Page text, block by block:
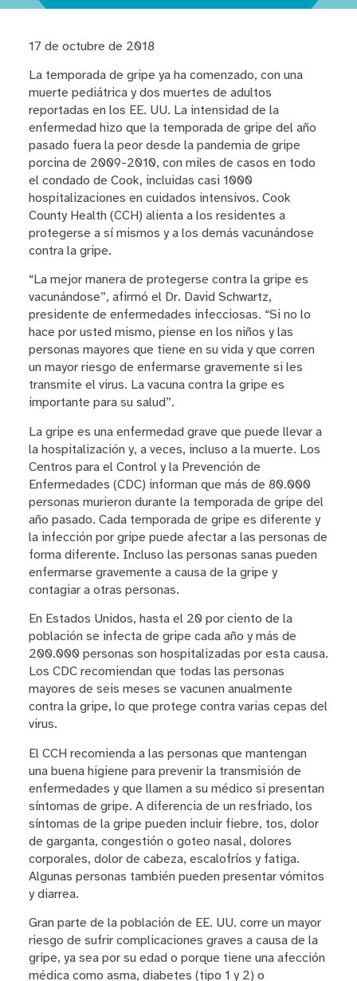
17 de octubre de 2018
La temporada de gripe ya ha comenzado, con una
muerte pediátrica y dos muertes de adultos
reportadas en los EE. UU. La intensidad de la
enfermedad hizo que la temporada de gripe del año
pasado fuera la peor desde la pandemia de gripe
porcina de 2009-2010, con miles de casos en todo
el condado de Cook, incluidas casi 1000
hospitalizaciones en cuidados intensivos. Cook
County Health (CCH) alienta a los residentes a
protegerse a sí mismos y a los demás vacunándose
contra la gripe.
“La mejor manera de protegerse contra la gripe es
vacunándose”, afirmó el Dr. David Schwartz,
presidente de enfermedades infecciosas. “Si no lo
hace por usted mismo, piense en los niños y las
personas mayores que tiene en su vida y que corren
un mayor riesgo de enfermarse gravemente si les
transmite el virus. La vacuna contra la gripe es
importante para su salud”.
La gripe es una enfermedad grave que puede llevar a
la hospitalización y, a veces, incluso a la muerte. Los
Centros para el Control y la Prevención de
Enfermedades (CDC) informan que más de 80.000
personas murieron durante la temporada de gripe del
año pasado. Cada temporada de gripe es diferente y
la infección por gripe puede afectar a las personas de
forma diferente. Incluso las personas sanas pueden
enfermarse gravemente a causa de la gripe y
contagiar a otras personas.
En Estados Unidos, hasta el 20 por ciento de la
población se infecta de gripe cada año y más de
200.000 personas son hospitalizadas por esta causa.
Los CDC recomiendan que todas las personas
mayores de seis meses se vacunen anualmente
contra la gripe, lo que protege contra varias cepas del
virus.
El CCH recomienda a las personas que mantengan
una buena higiene para prevenir la transmisión de
enfermedades y que llamen a su médico si presentan
síntomas de gripe. A diferencia de un resfriado, los
síntomas de la gripe pueden incluir fiebre, tos, dolor
de garganta, congestión o goteo nasal, dolores
corporales, dolor de cabeza, escalofríos y fatiga.
Algunas personas también pueden presentar vómitos
y diarrea.
Gran parte de la población de EE. UU. corre un mayor
riesgo de sufrir complicaciones graves a causa de la
gripe, ya sea por su edad o porque tiene una afección
médica como asma, diabetes (tipo 1 y 2) o